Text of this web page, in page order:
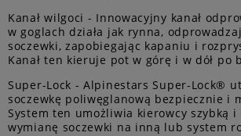
Kanał wilgoci - Innowacyjny kanał
w goglach działa jak rynna,
soczewki, zapobiegając kapaniu i
Kanał ten kieruje pot w górę i w dół po
Super-Lock - Alpinestars Super-Lock®
soczewkę poliwęglanową bezpiecznie i
System ten umożliwia kierowcy szybką i
wymianę soczewki na inną lub system